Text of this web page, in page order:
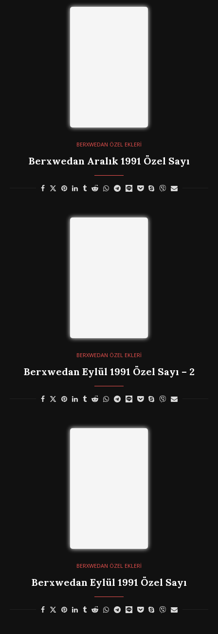
BERXWEDAN ÖZEL EKLERİ
Berxwedan Aralık 1991 Özel Sayı
BERXWEDAN ÖZEL EKLERİ
Berxwedan Eylül 1991 Özel Sayı – 2
BERXWEDAN ÖZEL EKLERİ
Berxwedan Eylül 1991 Özel Sayı